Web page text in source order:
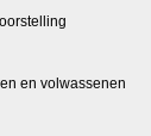
en volwassenen